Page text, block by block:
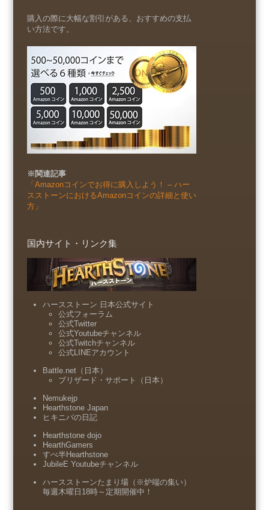
購入の際に大幅な割引がある、おすすめの支払
い方法です。
※関連記事
「Amazonコインでお得に購入しよう！ – ハー
スストーンにおけるAmazonコインの詳細と使い
方」
国内サイト・リンク集
ハースストーン 日本公式サイト
公式フォーラム
公式Twitter
公式Youtubeチャンネル
公式Twitchチャンネル
公式LINEアカウント
Battle.net（日本）
ブリザード・サポート（日本）
Nemukejp
Hearthstone Japan
ヒキニパの日記
Hearthstone dojo
HearthGamers
すべ半Hearthstone
JubileE Youtubeチャンネル
ハースストーンたまり場（※炉端の集い）
毎週木曜日18時～定期開催中！